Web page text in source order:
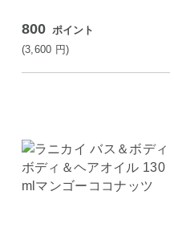
800 ポイント
(3,600 円)